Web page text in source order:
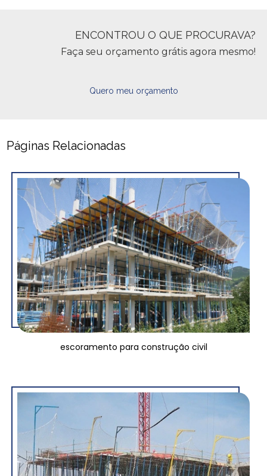
ENCONTROU O QUE PROCURAVA?
Faça seu orçamento grátis agora mesmo!
Quero meu orçamento
Páginas Relacionadas
escoramento para construção civil